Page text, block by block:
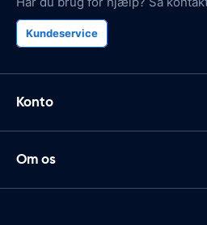
Kundeservice
Konto
Om os